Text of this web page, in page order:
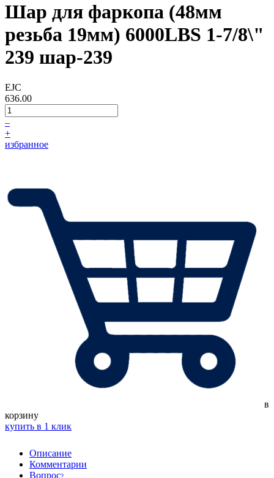
Шар для фаркопа (48мм
резьба 19мм) 6000LBS 1-7/8\"
239 шар-239
EJC
636.00
–
+
избранное
в
корзину
купить в 1 клик
Описание
Комментарии
Вопрос?